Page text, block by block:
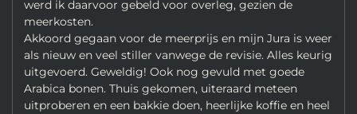
werd ik daarvoor gebeld voor overleg, gezien de
meerkosten.
Akkoord gegaan voor de meerprijs en mijn Jura is weer
als nieuw en veel stiller vanwege de revisie. Alles keurig
uitgevoerd. Geweldig! Ook nog gevuld met goede
Arabica bonen. Thuis gekomen, uiteraard meteen
uitproberen en een bakkie doen, heerlijke koffie en heel